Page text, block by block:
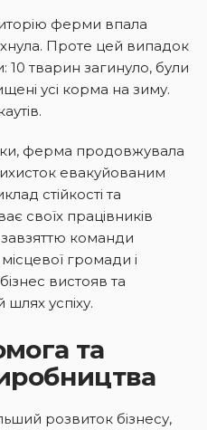
ферми впала
Проте цей випадок
тварин загинуло, були
усі корма на зиму.
ферма продовжувала
евакуйованим
стійкості та
своїх працівників
команди
громади і
вистояв та
успіху.
та
розвиток бізнесу,